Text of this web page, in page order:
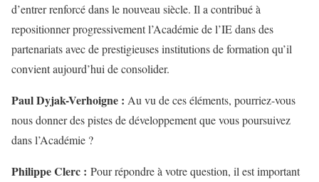
d’entrer renforcé dans le nouveau siècle. Il a contribué à
repositionner progressivement l’Académie de l’IE dans des
partenariats avec de prestigieuses institutions de formation qu’il
convient aujourd’hui de consolider.
Paul Dyjak-Verhoigne : Au vu de ces éléments, pourriez-vous
nous donner des pistes de développement que vous poursuivez
dans l’Académie ?
Philippe Clerc : Pour répondre à votre question, il est important